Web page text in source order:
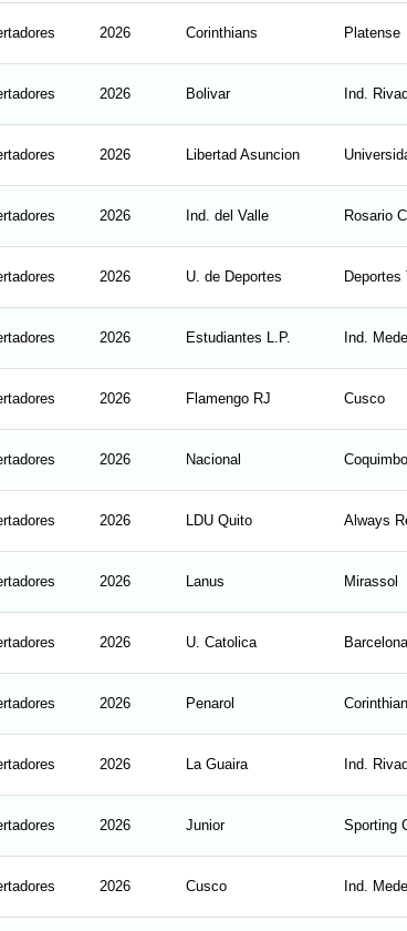
2026 Corinthians Platense
2026 Bolivar Ind.
2026 Libertad Asuncion
2026 Ind. del Valle Rosario
2026 U. de Deportes Deportes
2026 Estudiantes L.P. Ind.
2026 Flamengo RJ Cusco
2026 Nacional Coquimbo
2026 LDU Quito Always
2026 Lanus Mirassol
2026 U. Catolica
2026 Penarol
2026 La Guaira Ind.
2026 Junior Sporting
2026 Cusco Ind.